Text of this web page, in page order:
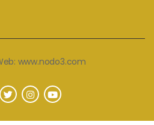
www.nodo3.com